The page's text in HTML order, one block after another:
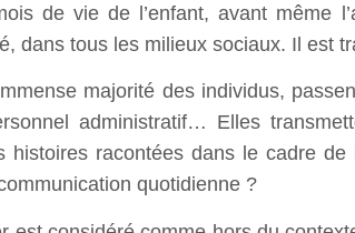
de vie de l’enfant, avant même
dans tous les milieux sociaux. Il est
majorité des individus,
administratif… Elles
racontées dans le cadre de
quotidienne ?